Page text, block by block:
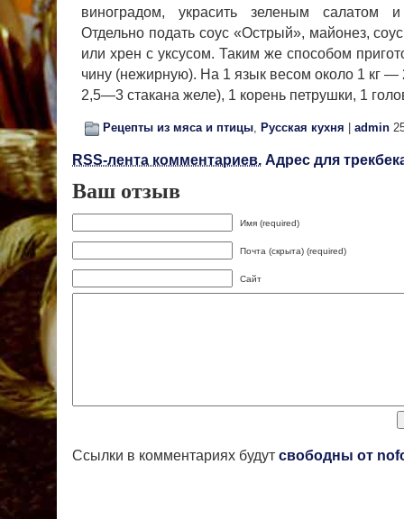
виноградом, украсить зеленым салатом
Отдельно подать соус «Острый», майонез,
или хрен с уксусом. Таким же способом
чину (нежирную). На 1 язык весом около 1 кг
2,5—3 стакана желе), 1 корень петрушки, 1
Рецепты из мяса и птицы, Русская кухня admin
RSS-лента комментариев. Адрес для
Ваш отзыв
Имя (required)
Почта (скрыта) (required)
Сайт
Ссылки в комментариях будут свободны от